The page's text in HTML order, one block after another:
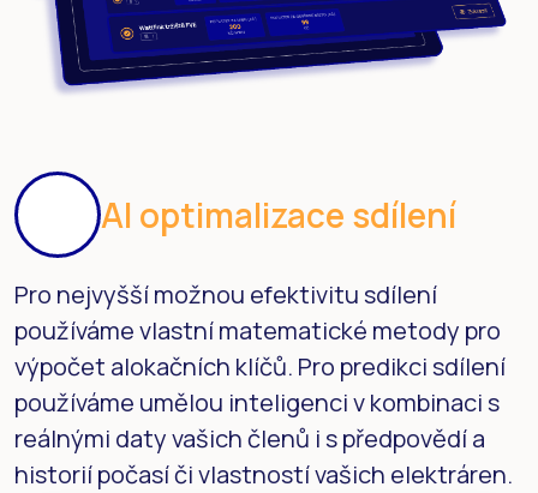
AI optimalizace sdílení
Pro nejvyšší možnou efektivitu sdílení
používáme vlastní matematické metody pro
výpočet alokačních klíčů. Pro predikci sdílení
používáme umělou inteligenci v kombinaci s
reálnými daty vašich členů i s předpovědí a
historií počasí či vlastností vašich elektráren.